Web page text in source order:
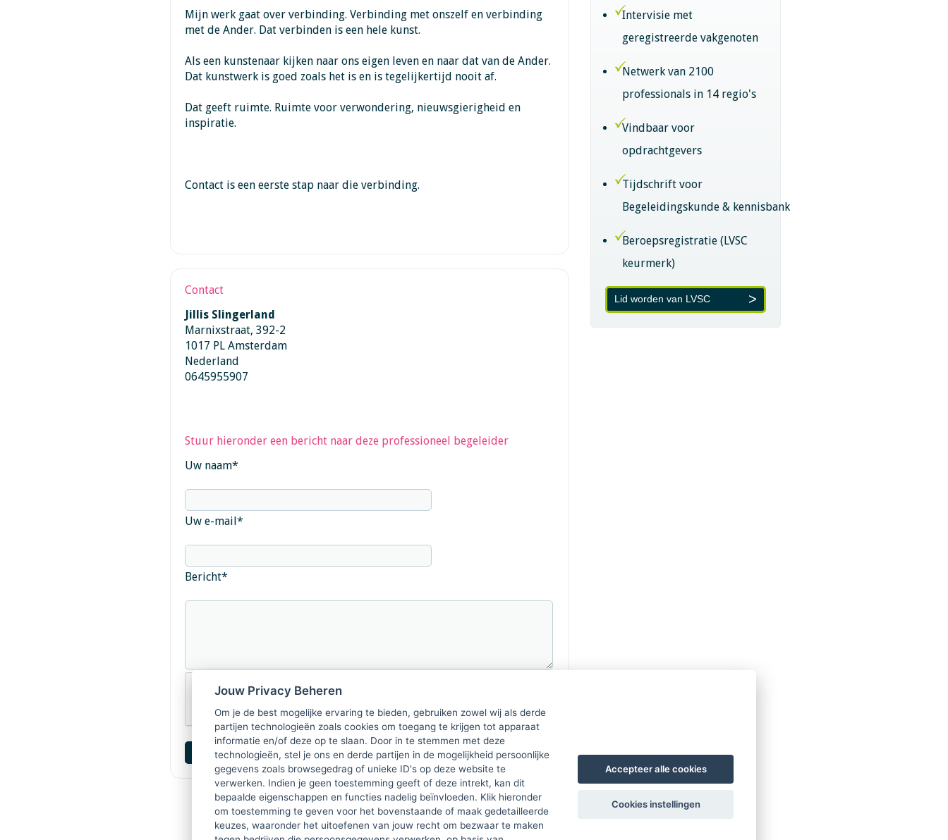
Mijn werk gaat over verbinding. Verbinding met onszelf en verbinding
met de Ander. Dat verbinden is een hele kunst.
Als een kunstenaar kijken naar ons eigen leven en naar dat van de Ander.
Dat kunstwerk is goed zoals het is en is tegelijkertijd nooit af.
Dat geeft ruimte. Ruimte voor verwondering, nieuwsgierigheid en
inspiratie.
Contact is een eerste stap naar die verbinding.
Contact
Jillis Slingerland
Marnixstraat, 392-2
1017 PL Amsterdam
Nederland
0645955907
Stuur hieronder een bericht naar deze professioneel begeleider
Uw naam*
Uw e-mail*
Bericht*
Intervisie met
geregistreerde vakgenoten
Netwerk van 2100
professionals in 14 regio's
Vindbaar voor
opdrachtgevers
Tijdschrift voor
Begeleidingskunde & kennisbank
Beroepsregistratie (LVSC
keurmerk)
Lid worden van LVSC
Jouw Privacy Beheren
Om je de best mogelijke ervaring te bieden, gebruiken zowel wij als derde
partijen technologieën zoals cookies om toegang te krijgen tot apparaat
informatie en/of deze op te slaan. Door in te stemmen met deze
technologieën, stel je ons en derde partijen in de mogelijkheid persoonlijke
gegevens zoals browsegedrag of unieke ID's op deze website te
verwerken. Indien je geen toestemming geeft of deze intrekt, kan dit
bepaalde eigenschappen en functies nadelig beïnvloeden. Klik hieronder
om toestemming te geven voor het bovenstaande of maak gedetailleerde
keuzes, waaronder het uitoefenen van jouw recht om bezwaar te maken
Accepteer alle cookies
Cookies instellingen